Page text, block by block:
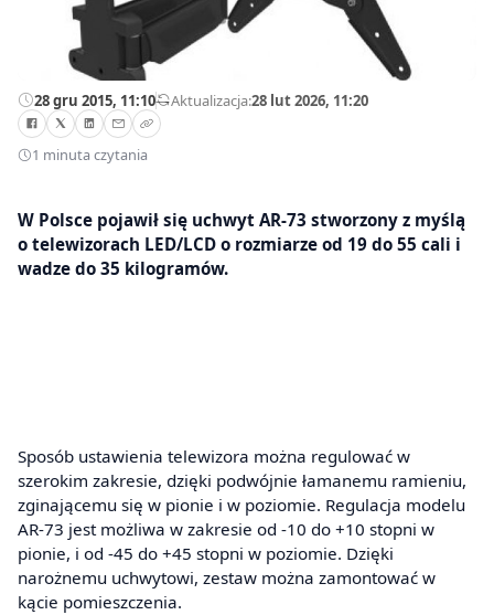
28 gru 2015, 11:10—Aktualizacja:28 lut 2026, 11:20
1 minuta czytania
W Polsce pojawił się uchwyt AR-73 stworzony z myślą
o telewizorach LED/LCD o rozmiarze od 19 do 55 cali i
wadze do 35 kilogramów.
Sposób ustawienia telewizora można regulować w
szerokim zakresie, dzięki podwójnie łamanemu ramieniu,
zginającemu się w pionie i w poziomie. Regulacja modelu
AR-73 jest możliwa w zakresie od -10 do +10 stopni w
pionie, i od -45 do +45 stopni w poziomie. Dzięki
narożnemu uchwytowi, zestaw można zamontować w
kącie pomieszczenia.